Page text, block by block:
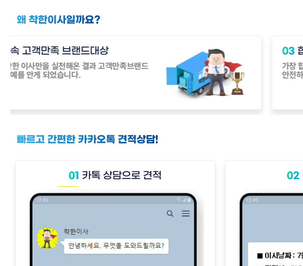
왜 착한이사일까요?
03합리적인 가격
가장 합리적인 가격으로 여러분의 짐을 합리적인 가격으로
안전하게 운반해 드립니다.
빠르고 간편한 카카오톡 견적상담!
01 카톡 상담으로 견적 02